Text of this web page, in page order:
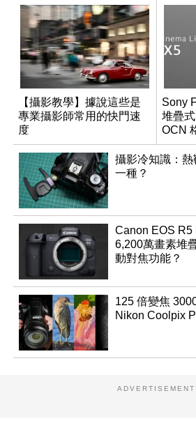
【攝影教學】據說這些是
專業攝影師常用的快門速
度
Sony
堆疊
OCN
攝影冷知識：
一種？
Canon EOS R5
6,200萬畫素堆
動對焦功能？
125 倍變焦
Nikon Coolpix
ADVERTISEMENT